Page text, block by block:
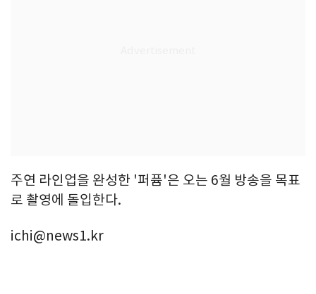
주연 라인업을 완성한 '퍼퓸'은 오는 6월 방송을 목표
로 촬영에 돌입한다.
ichi@news1.kr